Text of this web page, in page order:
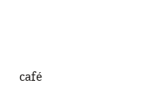
café